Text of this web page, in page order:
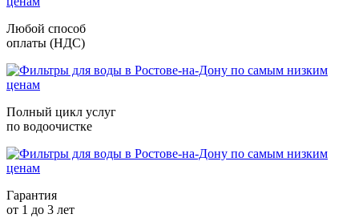
Любой способ
оплаты (НДС)
Полный цикл услуг
по водоочистке
Гарантия
от 1 до 3 лет